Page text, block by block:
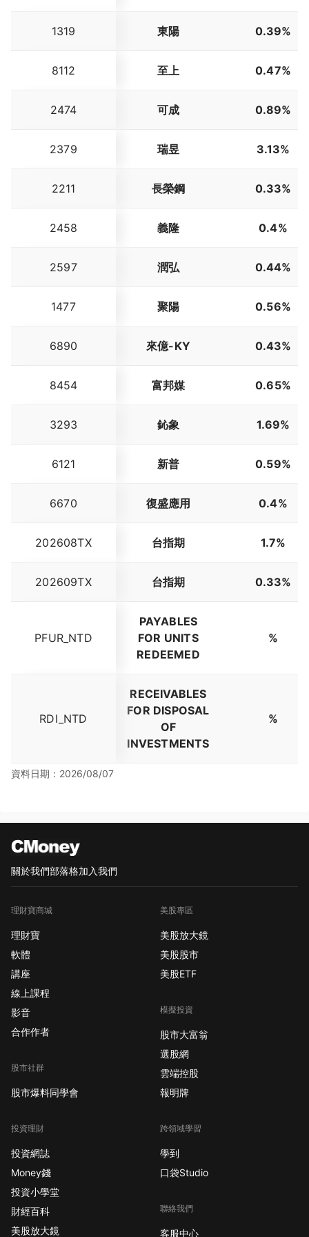
1319 東陽 0.39%
8112 至上 0.47%
2474 可成 0.89%
2379 瑞昱 3.13%
2211 長榮鋼 0.33%
2458 義隆 0.4%
2597 潤弘 0.44%
1477 聚陽 0.56%
6890 來億-KY 0.43%
8454 富邦媒 0.65%
3293 鈊象 1.69%
6121 新普 0.59%
6670 復盛應用 0.4%
202608TX 台指期 1.7%
202609TX 台指期 0.33%
PFUR_NTD
PAYABLES
FOR UNITS
REDEEMED
%
RDI_NTD
RECEIVABLES
FOR DISPOSAL
OF
INVESTMENTS
%
資料日期：2026/08/07
關於我們部落格加入我們
理財寶商城
理財寶
軟體
講座
線上課程
影音
合作作者
股市社群
股市爆料同學會
投資理財
投資網誌
Money錢
投資小學堂
財經百科
美股放大鏡
美股專區
美股放大鏡
美股股市
美股ETF
模擬投資
股市大富翁
選股網
雲端控股
報明牌
跨領域學習
學到
口袋Studio
聯絡我們
客服中心